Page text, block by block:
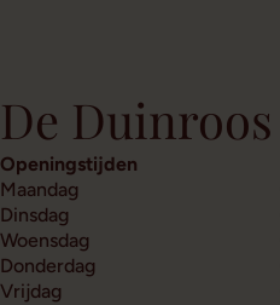
De Duinroos
Openingstijden
Maandag
Dinsdag
Woensdag
Donderdag
Vrijdag